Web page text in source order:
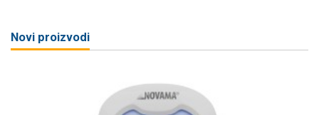
Novi proizvodi